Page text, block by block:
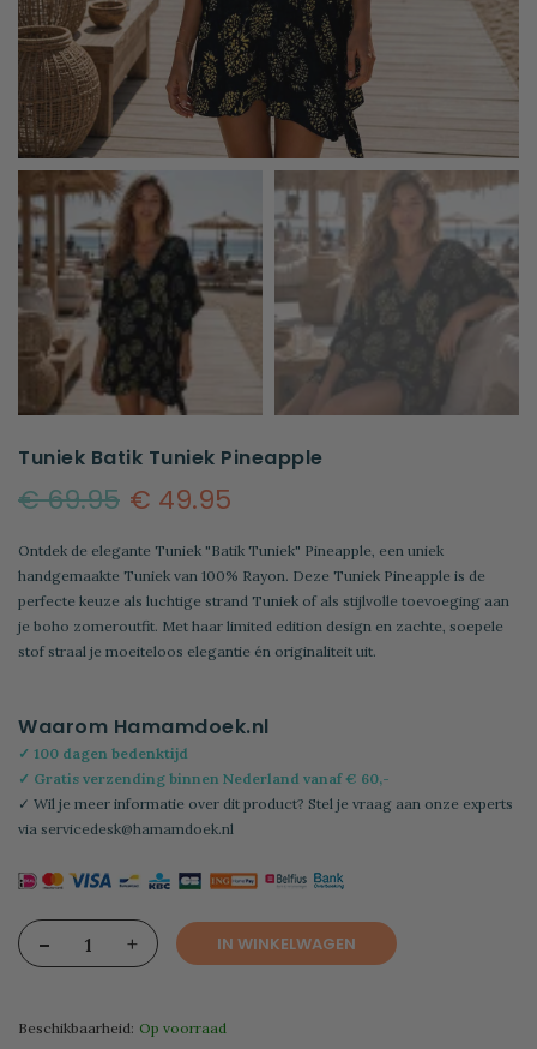
Tuniek Batik Tuniek Pineapple
€ 49.95
€ 69.95
Ontdek de elegante Tuniek "Batik Tuniek" Pineapple, een uniek
handgemaakte Tuniek van 100% Rayon. Deze Tuniek Pineapple is de
perfecte keuze als luchtige strand Tuniek of als stijlvolle toevoeging aan
je boho zomeroutfit. Met haar limited edition design en zachte, soepele
stof straal je moeiteloos elegantie én originaliteit uit.
Waarom Hamamdoek.nl
✓ 100 dagen bedenktijd
✓ Gratis verzending binnen Nederland vanaf € 60,-
✓ Wil je meer informatie over dit product? Stel je vraag aan onze experts
via servicedesk@hamamdoek.nl
- + IN WINKELWAGEN
Beschikbaarheid: Op voorraad